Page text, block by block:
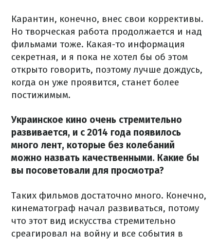
Карантин, конечно, внес свои коррективы.
Но творческая работа продолжается и над
фильмами тоже. Какая-то информация
секретная, и я пока не хотел бы об этом
открыто говорить, поэтому лучше дождусь,
когда он уже проявится, станет более
постижимым.
Украинское кино очень стремительно
развивается, и с 2014 года появилось
много лент, которые без колебаний
можно назвать качественными. Какие бы
вы посоветовали для просмотра?
Таких фильмов достаточно много. Конечно,
кинематограф начал развиваться, потому
что этот вид искусства стремительно
среагировал на войну и все события в